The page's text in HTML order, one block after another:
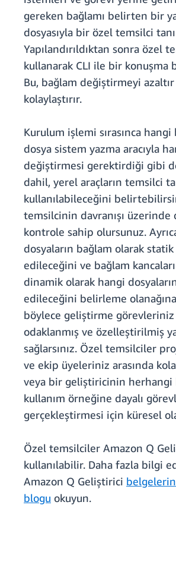
gereken bağlamı belirten bir
dosyasıyla bir özel temsilci
Yapılandırıldıktan sonra özel
kullanarak CLI ile bir konuşma
Bu, bağlam değiştirmeyi
kolaylaştırır.
Kurulum işlemi sırasınca
dosya sistem yazma aracıyla
değiştirmesi gerektirdiği gibi
dahil, yerel araçların temsilci
kullanılabileceğini
temsilcinin davranışı üzerinde
kontrole sahip olursunuz.
dosyaların bağlam olarak
edileceğini ve bağlam kancaları
dinamik olarak hangi
edileceğini belirleme
böylece geliştirme
odaklanmış ve özelleştirilmiş
sağlarsınız. Özel temsilciler
ve ekip üyeleriniz arasında
veya bir geliştiricinin herhangi
kullanım örneğine dayalı
gerçekleştirmesi için küresel
Özel temsilciler Amazon Q
kullanılabilir. Daha fazla bilgi
Amazon Q Geliştirici
blogu okuyun.